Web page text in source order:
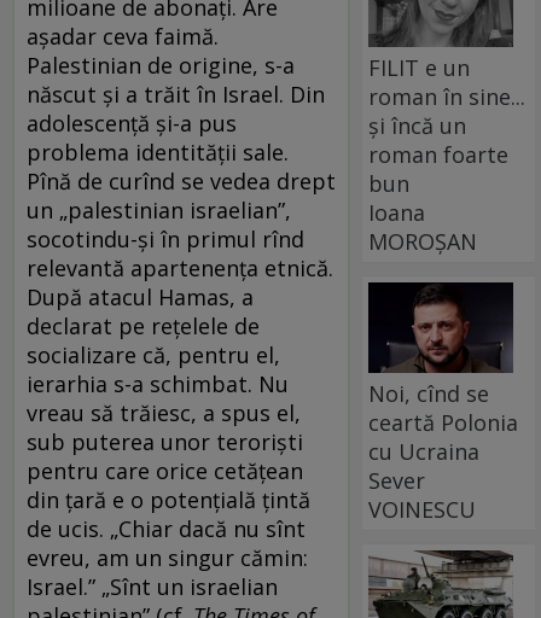
milioane de abonaţi. Are
aşadar ceva faimă.
Palestinian de origine, s-a
născut şi a trăit în Israel. Din
adolescenţă şi-a pus
problema identităţii sale.
Pînă de curînd se vedea drept
un „palestinian israelian”,
socotindu-şi în primul rînd
relevantă apartenenţa etnică.
După atacul Hamas, a
declarat pe reţelele de
socializare că, pentru el,
ierarhia s-a schimbat. Nu
vreau să trăiesc, a spus el,
sub puterea unor terorişti
pentru care orice cetăţean
din ţară e o potenţială ţintă
de ucis. „Chiar dacă nu sînt
evreu, am un singur cămin:
Israel.” „Sînt un israelian
FILIT e un
roman în sine...
și încă un
roman foarte
bun
Ioana
MOROȘAN
Noi, cînd se
ceartă Polonia
cu Ucraina
Sever
VOINESCU